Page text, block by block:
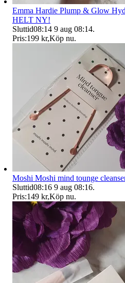
Emma Hardie Plump & Glow
HELT NY!
Sluttid08:14 9 aug 08:14.
Pris:199 kr,Köp nu.
Moshi Moshi mind tounge
Sluttid08:16 9 aug 08:16.
Pris:149 kr,Köp nu.